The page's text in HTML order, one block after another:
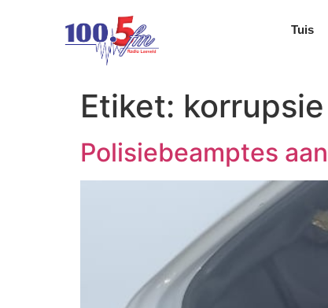
Tuis
Etiket: korrupsie
Polisiebeamptes